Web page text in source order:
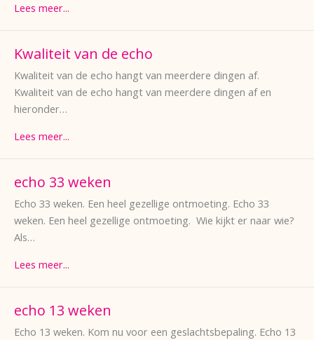
Lees meer...
Kwaliteit van de echo
Kwaliteit van de echo hangt van meerdere dingen af.
Kwaliteit van de echo hangt van meerdere dingen af en
hieronder…
Lees meer...
echo 33 weken
Echo 33 weken. Een heel gezellige ontmoeting. Echo 33
weken. Een heel gezellige ontmoeting. Wie kijkt er naar wie?
Als…
Lees meer...
echo 13 weken
Echo 13 weken. Kom nu voor een geslachtsbepaling. Echo 13